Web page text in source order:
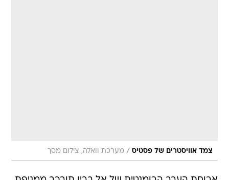
צמד אוויסטרים של פסטיס / מערכת וואלה, צילום מסך